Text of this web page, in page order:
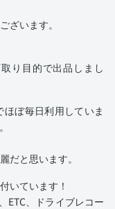
ざいます。
り目的で出品しまし
ぼ毎日利用していま
だと思います。
いています！
ETC、ドライブレコー